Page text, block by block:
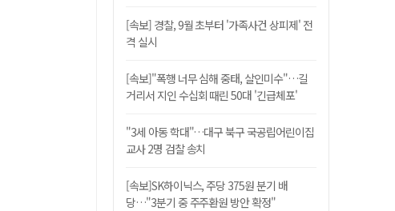
[속보] 경찰, 9월 초부터 '가족사건 상피제' 전
격 실시
[속보]"폭행 너무 심해 중태, 살인미수"…길
거리서 지인 수십회 때린 50대 '긴급체포'
"3세 아동 학대"…대구 북구 국공립어린이집
교사 2명 검찰 송치
[속보]SK하이닉스, 주당 375원 분기 배
당…"3분기 중 주주환원 방안 확정"